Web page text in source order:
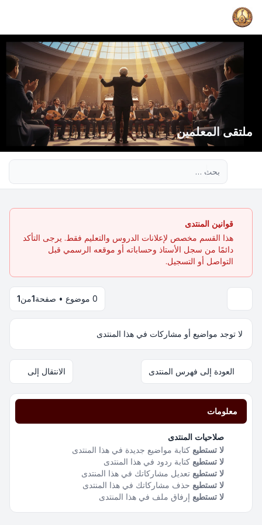
ملتقى المعلمين
قوانين المنتدى
هذا القسم مخصص لإعلانات الدروس والتعليم فقط. يرجى التأكد
دائمًا من سجل الأستاذ وحساباته أو موقعه الرسمي قبل
التواصل أو التسجيل.
0 موضوع • صفحة 1من1
لا توجد مواضيع أو مشاركات في هذا المنتدى
العودة إلى فهرس المنتدى الانتقال إلى
معلومات
صلاحيات المنتدى
لا تستطيع كتابة مواضيع جديدة في هذا المنتدى
لا تستطيع كتابة ردود في هذا المنتدى
لا تستطيع تعديل مشاركاتك في هذا المنتدى
لا تستطيع حذف مشاركاتك في هذا المنتدى
لا تستطيع إرفاق ملف في هذا المنتدى